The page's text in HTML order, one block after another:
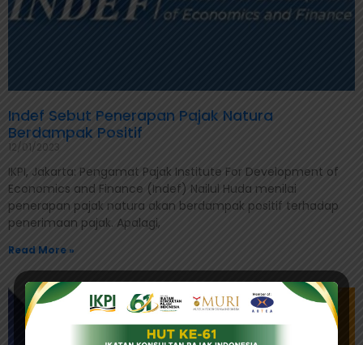
Indef Sebut Penerapan Pajak Natura
Berdampak Positif
12/01/2023
IKPI, Jakarta: Pengamat Pajak Institute For Development of
Economics and Finance (Indef) Nailul Huda menilai
penerapan pajak natura akan berdampak positif terhadap
penerimaan pajak. Apalagi,
Read More »